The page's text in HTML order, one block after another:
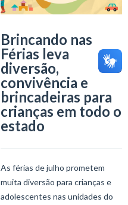
Brincando nas
Férias leva
diversão,
convivência e
brincadeiras para
crianças em todo o
estado
As férias de julho prometem
muita diversão para crianças e
adolescentes nas unidades do